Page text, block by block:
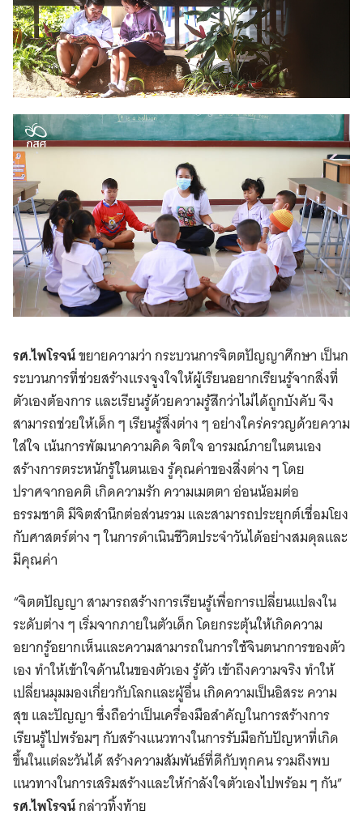
รศ.ไพโรจน์ขยายความว่า กระบวนการจิตตปัญญาศึกษา เป็นก
ระบวนการที่ช่วยสร้างแรงจูงใจให้ผู้เรียนอยากเรียนรู้จากสิ่งที่
ตัวเองต้องการ และเรียนรู้ด้วยความรู้สึกว่าไม่ได้ถูกบังคับ จึง
สามารถช่วยให้เด็ก ๆ เรียนรู้สิ่งต่าง ๆ อย่างใคร่ครวญด้วยความ
ใส่ใจ เน้นการพัฒนาความคิด จิตใจ อารมณ์ภายในตนเอง
สร้างการตระหนักรู้ในตนเอง รู้คุณค่าของสิ่งต่าง ๆ โดย
ปราศจากอคติ เกิดความรัก ความเมตตา อ่อนน้อมต่อ
ธรรมชาติ มีจิตสำนึกต่อส่วนรวม และสามารถประยุกต์เชื่อมโยง
กับศาสตร์ต่าง ๆ ในการดำเนินชีวิตประจำวันได้อย่างสมดุลและ
มีคุณค่า
“จิตตปัญญา สามารถสร้างการเรียนรู้เพื่อการเปลี่ยนแปลงใน
ระดับต่าง ๆ เริ่มจากภายในตัวเด็ก โดยกระตุ้นให้เกิดความ
อยากรู้อยากเห็นและความสามารถในการใช้จินตนาการของตัว
เอง ทำให้เข้าใจด้านในของตัวเอง รู้ตัว เข้าถึงความจริง ทำให้
เปลี่ยนมุมมองเกี่ยวกับโลกและผู้อื่น เกิดความเป็นอิสระ ความ
สุข และปัญญา ซึ่งถือว่าเป็นเครื่องมือสำคัญในการสร้างการ
เรียนรู้ไปพร้อมๆ กับสร้างแนวทางในการรับมือกับปัญหาที่เกิด
ขึ้นในแต่ละวันได้ สร้างความสัมพันธ์ที่ดีกับทุกคน รวมถึงพบ
แนวทางในการเสริมสร้างและให้กำลังใจตัวเองไปพร้อม ๆ กัน”
รศ.ไพโรจน์กล่าวทิ้งท้าย